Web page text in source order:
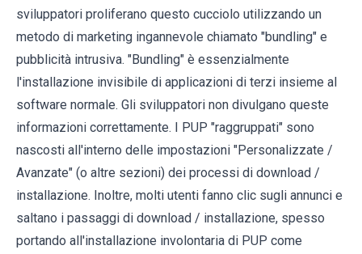
sviluppatori proliferano questo cucciolo utilizzando un
metodo di marketing ingannevole chiamato "bundling" e
pubblicità intrusiva. "Bundling" è essenzialmente
l'installazione invisibile di applicazioni di terzi insieme al
software normale. Gli sviluppatori non divulgano queste
informazioni correttamente. I PUP "raggruppati" sono
nascosti all'interno delle impostazioni "Personalizzate /
Avanzate" (o altre sezioni) dei processi di download /
installazione. Inoltre, molti utenti fanno clic sugli annunci e
saltano i passaggi di download / installazione, spesso
portando all'installazione involontaria di PUP come